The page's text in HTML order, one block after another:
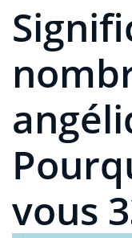
vous